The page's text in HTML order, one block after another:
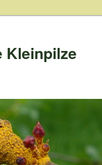
Kleinpilze